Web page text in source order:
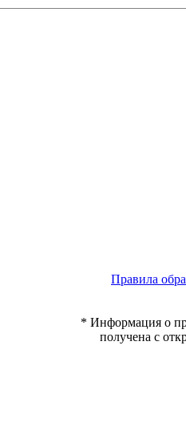
Правила
* Информация о
получена с